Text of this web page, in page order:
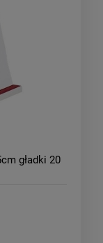
gładki 20